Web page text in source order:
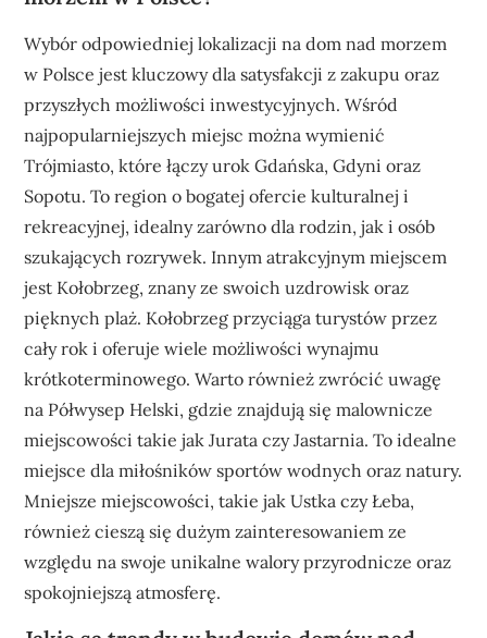
Wybór odpowiedniej lokalizacji na dom nad morzem
w Polsce jest kluczowy dla satysfakcji z zakupu oraz
przyszłych możliwości inwestycyjnych. Wśród
najpopularniejszych miejsc można wymienić
Trójmiasto, które łączy urok Gdańska, Gdyni oraz
Sopotu. To region o bogatej ofercie kulturalnej i
rekreacyjnej, idealny zarówno dla rodzin, jak i osób
szukających rozrywek. Innym atrakcyjnym miejscem
jest Kołobrzeg, znany ze swoich uzdrowisk oraz
pięknych plaż. Kołobrzeg przyciąga turystów przez
cały rok i oferuje wiele możliwości wynajmu
krótkoterminowego. Warto również zwrócić uwagę
na Półwysep Helski, gdzie znajdują się malownicze
miejscowości takie jak Jurata czy Jastarnia. To idealne
miejsce dla miłośników sportów wodnych oraz natury.
Mniejsze miejscowości, takie jak Ustka czy Łeba,
również cieszą się dużym zainteresowaniem ze
względu na swoje unikalne walory przyrodnicze oraz
spokojniejszą atmosferę.